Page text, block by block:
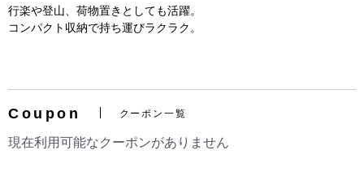
行楽や登山、荷物置きとしても活躍。
コンパクト収納で持ち運びラクラク。
Coupon クーポン一覧
現在利用可能なクーポンがありません